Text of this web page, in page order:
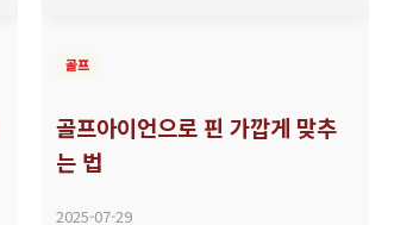
골프
골프아이언으로 핀 가깝게 맞추
는 법
2025-07-29